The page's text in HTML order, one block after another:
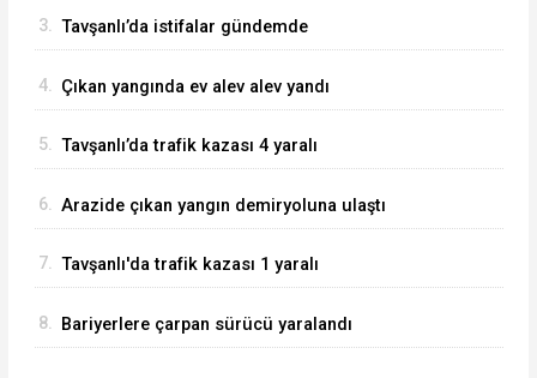
3. Tavşanlı’da istifalar gündemde
4. Çıkan yangında ev alev alev yandı
5. Tavşanlı’da trafik kazası 4 yaralı
6. Arazide çıkan yangın demiryoluna ulaştı
7. Tavşanlı'da trafik kazası 1 yaralı
8. Bariyerlere çarpan sürücü yaralandı